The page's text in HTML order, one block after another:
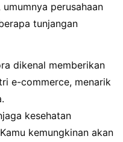
perusahaan
tunjangan
dikenal memberikan
e-commerce, menarik
kesehatan
kemungkinan akan